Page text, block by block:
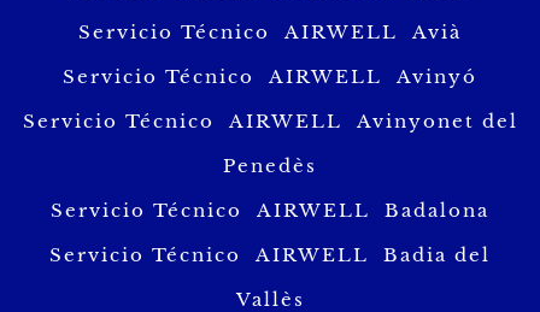
Servicio Técnico AIRWELL Avià
Servicio Técnico AIRWELL Avinyó
Servicio Técnico AIRWELL Avinyonet del
Penedès
Servicio Técnico AIRWELL Badalona
Servicio Técnico AIRWELL Badia del
Vallès